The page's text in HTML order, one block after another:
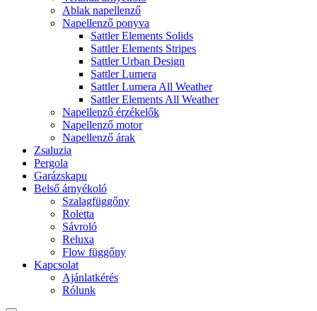
Ablak napellenző
Napellenző ponyva
Sattler Elements Solids
Sattler Elements Stripes
Sattler Urban Design
Sattler Lumera
Sattler Lumera All Weather
Sattler Elements All Weather
Napellenző érzékelők
Napellenző motor
Napellenző árak
Zsaluzia
Pergola
Garázskapu
Belső árnyékoló
Szalagfüggőny
Roletta
Sávroló
Reluxa
Flow függőny
Kapcsolat
Ajánlatkérés
Rólunk